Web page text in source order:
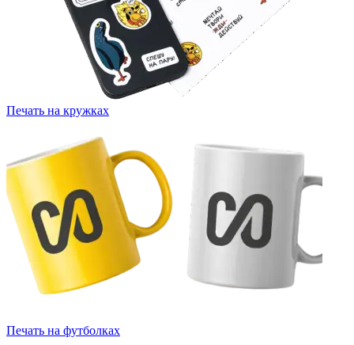
Печать на кружках
Печать на футболках